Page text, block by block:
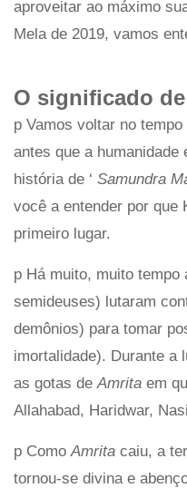
aproveitar ao máximo
Mela de 2019, vamos
O significado
p Vamos voltar no
antes que a
história de ‘ Samundra
você a entender por que
primeiro lugar.
p Há muito, muito tempo
semideuses) lutaram
demônios) para tomar
imortalidade). Durante a
as gotas deAmrita em
Allahabad, Haridwar,
p ComoAmrita caiu, a
tornou-se divina e